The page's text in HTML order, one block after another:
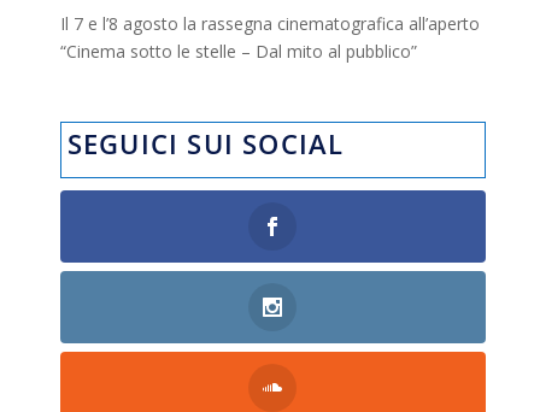
Il 7 e l’8 agosto la rassegna cinematografica all’aperto
“Cinema sotto le stelle – Dal mito al pubblico”
SEGUICI SUI SOCIAL